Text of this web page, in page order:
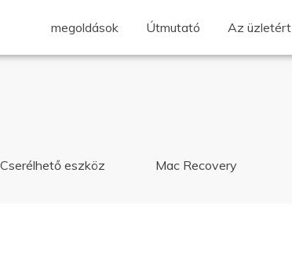
megoldások Útmutató Az üzletért
Cserélhető eszköz Mac Recovery